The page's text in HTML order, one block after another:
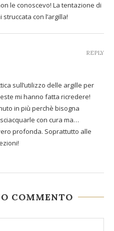
le conoscevo! La tentazione di
con l’argilla!
sull’utilizzo delle argille per
mi hanno fatta ricredere!
in più perchè bisogna
con cura ma…
profonda. Soprattutto alle
REPLY
COMMENTO